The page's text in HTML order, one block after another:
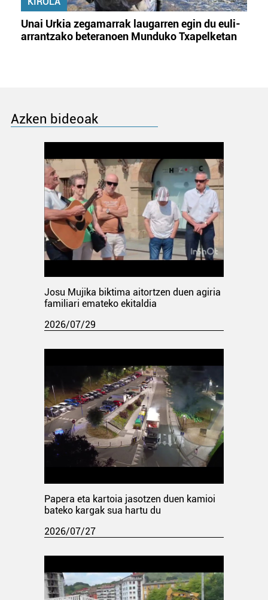
Unai Urkia zegamarrak laugarren egin du euli-
arrantzako beteranoen Munduko Txapelketan
Azken bideoak
Josu Mujika biktima aitortzen duen agiria
familiari emateko ekitaldia
2026/07/29
Papera eta kartoia jasotzen duen kamioi
bateko kargak sua hartu du
2026/07/27